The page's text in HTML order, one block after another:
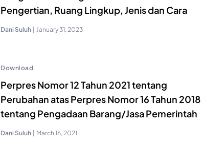
Pengertian, Ruang Lingkup, Jenis dan Cara
Dani Suluh January 31, 2023
Download
Perpres Nomor 12 Tahun 2021 tentang
Perubahan atas Perpres Nomor 16 Tahun 2018
tentang Pengadaan Barang/Jasa Pemerintah
Dani Suluh March 16, 2021